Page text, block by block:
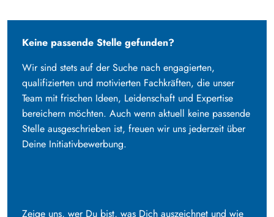
Keine passende Stelle gefunden?
Wir sind stets auf der Suche nach engagierten,
qualifizierten und motivierten Fachkräften, die unser
Team mit frischen Ideen, Leidenschaft und Expertise
bereichern möchten. Auch wenn aktuell keine passende
Stelle ausgeschrieben ist, freuen wir uns jederzeit über
Deine Initiativbewerbung.
Zeige uns, wer Du bist, was Dich auszeichnet und wie